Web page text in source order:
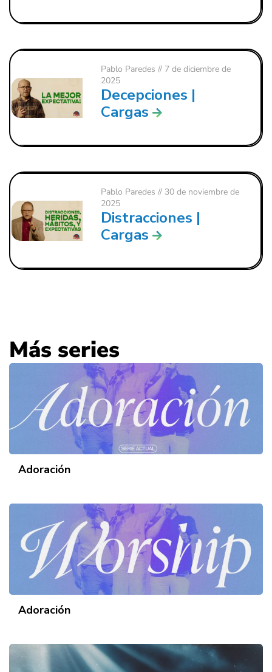
Pablo Paredes // 7 de diciembre de
2025
Decepciones |
Cargas
Pablo Paredes // 30 de noviembre de
2025
Distracciones |
Cargas
Más series
Adoración
Adoración